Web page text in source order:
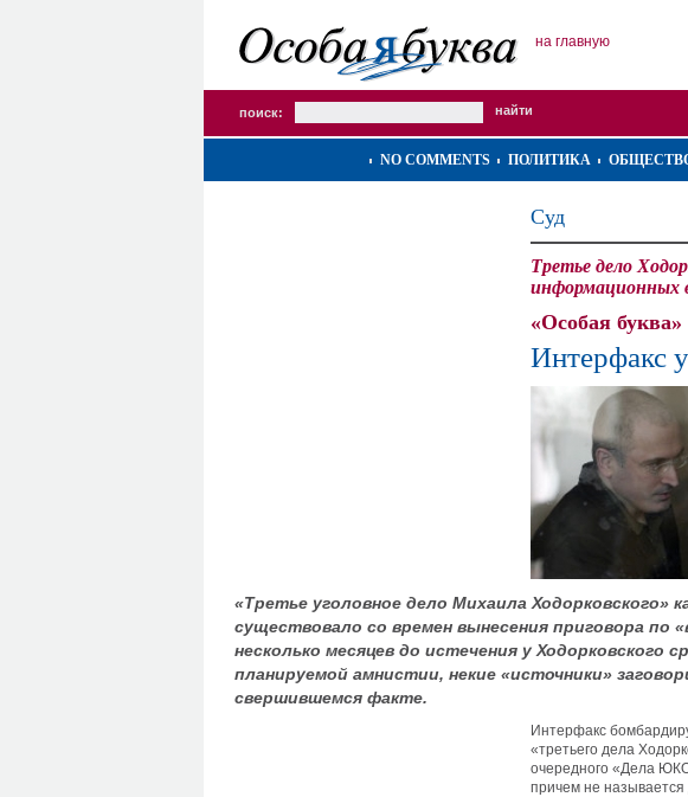
на главную
поиск:
NO COMMENTS ПОЛИТИКА
Суд
Третье дело
информационных
«Особая буква»
Интерфакс
«Третье уголовное дело Михаила Ходорковского»
существовало со времен вынесения приговора по
несколько месяцев до истечения у Ходорковского
планируемой амнистии, некие «источники»
свершившемся факте.
Интерфакс
«третьего дела
очередного «Дела
причем не